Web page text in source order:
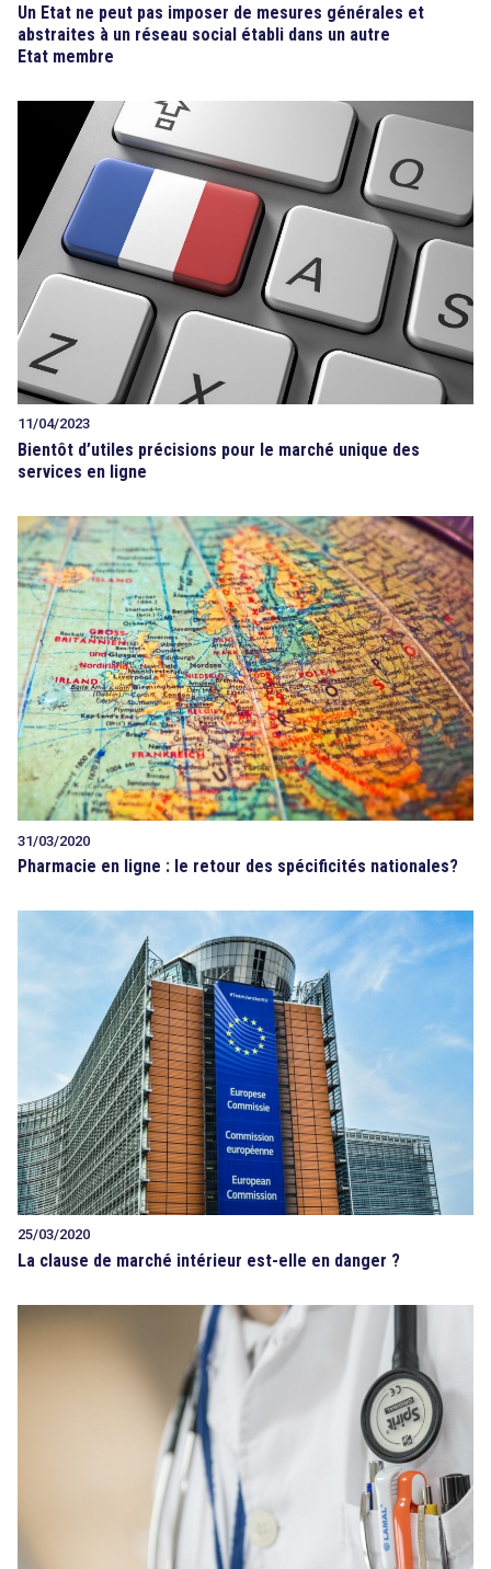
Un Etat ne peut pas imposer de mesures générales et
abstraites à un réseau social établi dans un autre
Etat membre
11/04/2023
Bientôt d’utiles précisions pour le marché unique des
services en ligne
31/03/2020
Pharmacie en ligne : le retour des spécificités nationales?
25/03/2020
La clause de marché intérieur est-elle en danger ?